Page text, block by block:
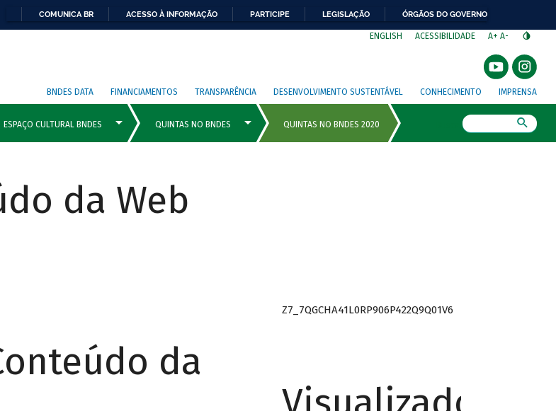
COMUNICA BR ACESSO À INFORMAÇÃO PARTICIPE LEGISLAÇÃO ÓRGÃOS DO GOVERNO
ENGLISH ACESSIBILIDADE A+ A-
BNDES DATA FINANCIAMENTOS TRANSPARÊNCIA DESENVOLVIMENTO SUSTENTÁVEL CONHECIMENTO IMPRENSA
da Web
da
Z7_7QGCHA41L0RP906P422Q9Q01V6